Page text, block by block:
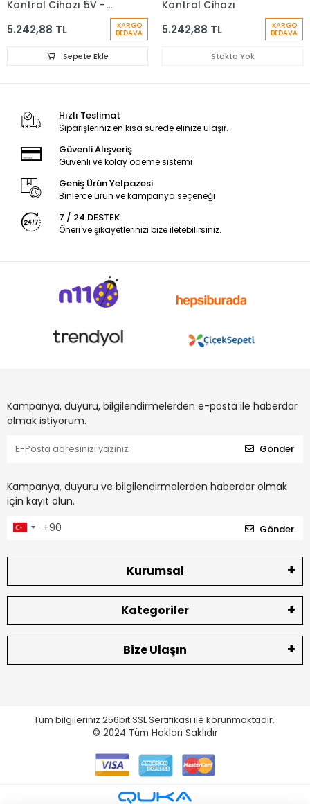
Kontrol Cihazı 5V -
5.242,88 TL KARGO
BEDAVA
Sepete Ekle
Kontrol Cihazı
5.242,88 TL KARGO
BEDAVA
Stokta Yok
Hızlı Teslimat
Siparişleriniz en kısa sürede elinize ulaşır.
Güvenli Alışveriş
Güvenli ve kolay ödeme sistemi
Geniş Ürün Yelpazesi
Binlerce ürün ve kampanya seçeneği
7 / 24 DESTEK
Öneri ve şikayetlerinizi bize iletebilirsiniz.
Kampanya, duyuru, bilgilendirmelerden e-posta ile haberdar
olmak istiyorum.
Gönder
Kampanya, duyuru ve bilgilendirmelerden haberdar olmak
için kayıt olun.
Gönder
Kurumsal
Kategoriler
Bize Ulaşın
Tüm bilgileriniz 256bit SSL Sertifikası ile korunmaktadır.
© 2024 Tüm Hakları Saklıdır